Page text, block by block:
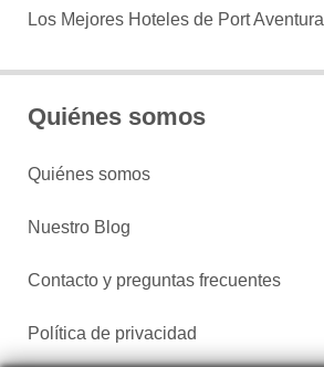
Los Mejores Hoteles de Port Aventura
Quiénes somos
Quiénes somos
Nuestro Blog
Contacto y preguntas frecuentes
Política de privacidad